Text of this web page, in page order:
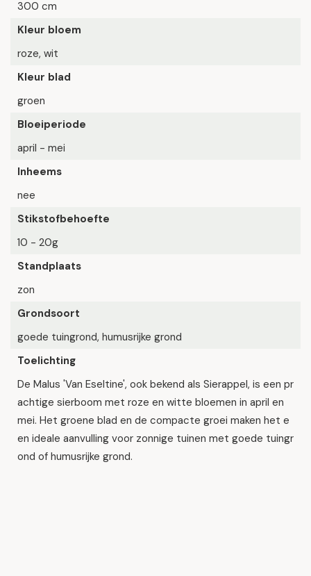
300 cm
Kleur bloem
roze, wit
Kleur blad
groen
Bloeiperiode
april - mei
Inheems
nee
Stikstofbehoefte
10 - 20g
Standplaats
zon
Grondsoort
goede tuingrond, humusrijke grond
Toelichting
De Malus 'Van Eseltine', ook bekend als Sierappel, is een pr
achtige sierboom met roze en witte bloemen in april en
mei. Het groene blad en de compacte groei maken het e
en ideale aanvulling voor zonnige tuinen met goede tuingr
ond of humusrijke grond.